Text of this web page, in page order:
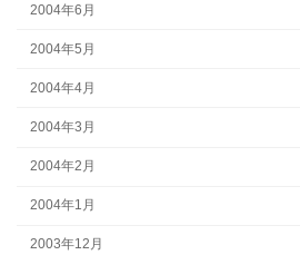
2004年6月
2004年5月
2004年4月
2004年3月
2004年2月
2004年1月
2003年12月